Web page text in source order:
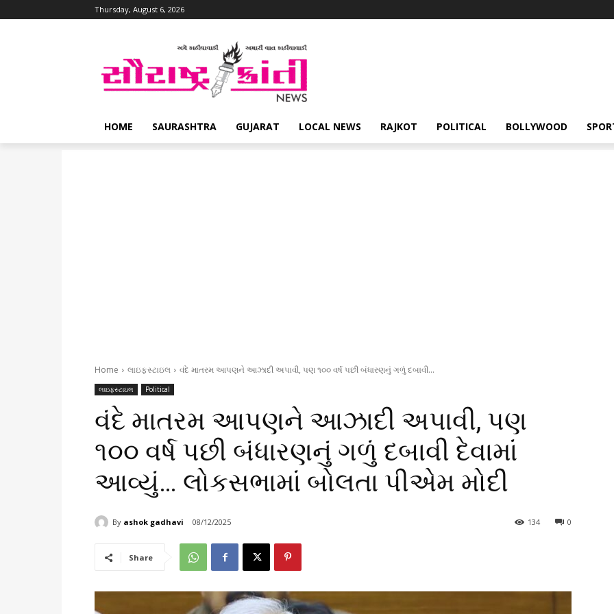
Thursday, August 6, 2026
HOME SAURASHTRA GUJARAT LOCAL NEWS RAJKOT POLITICAL BOLLYWOOD
Home લાઇફસ્ટાઇલ વંદે માતરમ આપણને આઝાદી અપાવી, પણ ૧૦૦ વર્ષ પછી બંધારણનું ગળું દબાવી...
લાઇફસ્ટાઇલ Political
વંદે માતરમ આપણને આઝાદી અપાવી, પણ
૧૦૦ વર્ષ પછી બંધારણનું ગળું દબાવી દેવામાં
આવ્યું… લોકસભામાં બોલતા પીએમ મોદી
By ashok gadhavi 08/12/2025 0
134
Share